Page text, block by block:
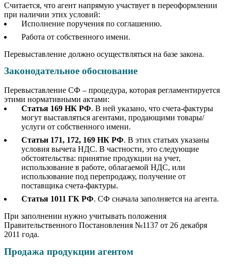
Считается, что агент напрямую участвует в переоформлении
при наличии этих условий:
Исполнение поручения по соглашению.
Работа от собственного имени.
Перевыставление должно осуществляться на базе закона.
Законодательное обоснование
Перевыставление СФ – процедура, которая регламентируется
этими нормативными актами:
Статья 169 НК РФ. В ней указано, что счета-фактуры
могут выставляться агентами, продающими товары/
услуги от собственного имени.
Статьи 171, 172, 169 НК РФ. В этих статьях указаны
условия вычета НДС. В частности, это следующие
обстоятельства: принятие продукции на учет,
использование в работе, облагаемой НДС, или
использование под перепродажу, получение от
поставщика счета-фактуры.
Статья 1011 ГК РФ. СФ сначала заполняется на агента.
При заполнении нужно учитывать положения
Правительственного Постановления №1137 от 26 декабря
2011 года.
Продажа продукции агентом